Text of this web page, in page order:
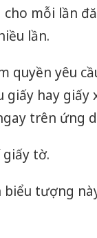
mỗi lần
lần.
quyền yêu
hay giấy
trên ứng
giấy tờ.
tượng